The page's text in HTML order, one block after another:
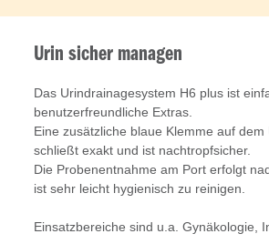
Urin sicher managen
Das Urindrainagesystem H6 plus ist
benutzerfreundliche Extras.
Eine zusätzliche blaue Klemme auf
schließt exakt und ist nachtropfsicher.
Die Probenentnahme am Port erfolgt
ist sehr leicht hygienisch zu reinigen.
Einsatzbereiche sind u.a. Gynäkologie,